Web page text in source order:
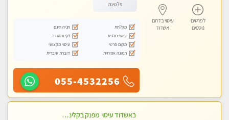
לפרטים
נוספים
עיסוי בדרום
אשדוד
פלטינה
מקלחת
חניה חינם
עיסוי מרגיע
נקי ומסודר
מקום פרטי
עיסוי מקצועי
תמונה אמיתית
דוברת עיברית
055-4532256
באשדוד עיסוי מפנק בקליניקה פרטית שירות vip לרציניים בלבד! מומלץ!!